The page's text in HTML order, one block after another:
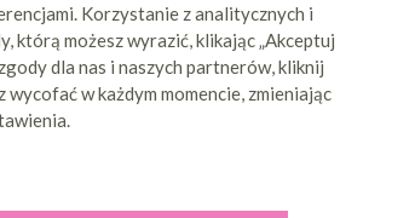
Korzystanie z analitycznych i
którą możesz wyrazić, klikając „Akceptuj
dla nas i naszych partnerów, kliknij
wycofać w każdym momencie, zmieniając